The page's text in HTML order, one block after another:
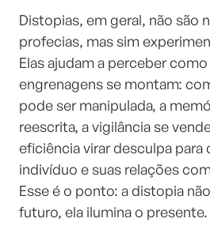
Distopias, em geral, não são
profecias, mas sim
Elas ajudam a perceber
engrenagens se montam:
pode ser manipulada, a
reescrita, a vigilância se
eficiência virar desculpa para
indivíduo e suas relações
Esse é o ponto: a distopia
futuro, ela ilumina o presente.